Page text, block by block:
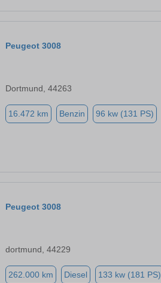
Peugeot 3008
Dortmund, 44263
16.472 km Benzin 96 kw (131 PS)
Peugeot 3008
dortmund, 44229
262.000 km Diesel 133 kw (181 PS)